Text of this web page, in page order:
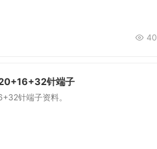
40
针端子
针端子资料。